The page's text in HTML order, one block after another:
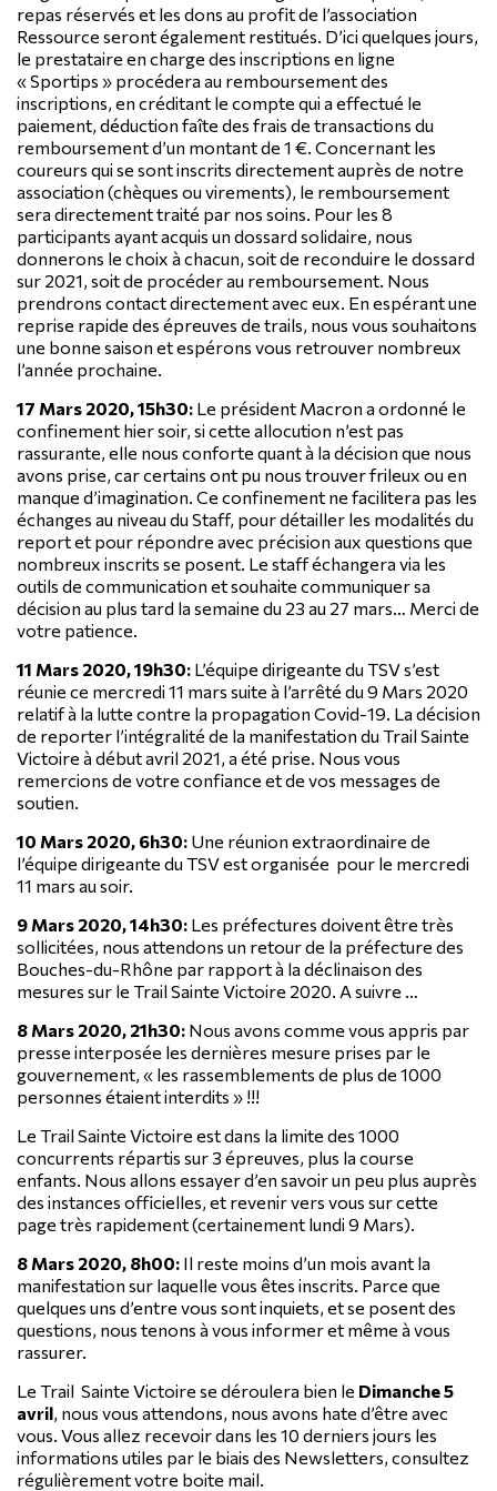
repas réservés et les dons au profit de l’association
Ressource seront également restitués. D’ici quelques jours,
le prestataire en charge des inscriptions en ligne
« Sportips » procédera au remboursement des
inscriptions, en créditant le compte qui a effectué le
paiement, déduction faîte des frais de transactions du
remboursement d’un montant de 1 €. Concernant les
coureurs qui se sont inscrits directement auprès de notre
association (chèques ou virements), le remboursement
sera directement traité par nos soins. Pour les 8
participants ayant acquis un dossard solidaire, nous
donnerons le choix à chacun, soit de reconduire le dossard
sur 2021, soit de procéder au remboursement. Nous
prendrons contact directement avec eux. En espérant une
reprise rapide des épreuves de trails, nous vous souhaitons
une bonne saison et espérons vous retrouver nombreux
l’année prochaine.
17 Mars 2020, 15h30: Le président Macron a ordonné le
confinement hier soir, si cette allocution n’est pas
rassurante, elle nous conforte quant à la décision que nous
avons prise, car certains ont pu nous trouver frileux ou en
manque d’imagination. Ce confinement ne facilitera pas les
échanges au niveau du Staff, pour détailler les modalités du
report et pour répondre avec précision aux questions que
nombreux inscrits se posent. Le staff échangera via les
outils de communication et souhaite communiquer sa
décision au plus tard la semaine du 23 au 27 mars… Merci de
votre patience.
11 Mars 2020, 19h30: L’équipe dirigeante du TSV s’est
réunie ce mercredi 11 mars suite à l’arrêté du 9 Mars 2020
relatif à la lutte contre la propagation Covid-19. La décision
de reporter l’intégralité de la manifestation du Trail Sainte
Victoire à début avril 2021, a été prise. Nous vous
remercions de votre confiance et de vos messages de
soutien.
10 Mars 2020, 6h30: Une réunion extraordinaire de
l’équipe dirigeante du TSV est organisée pour le mercredi
11 mars au soir.
9 Mars 2020, 14h30: Les préfectures doivent être très
sollicitées, nous attendons un retour de la préfecture des
Bouches-du-Rhône par rapport à la déclinaison des
mesures sur le Trail Sainte Victoire 2020. A suivre …
8 Mars 2020, 21h30: Nous avons comme vous appris par
presse interposée les dernières mesure prises par le
gouvernement, « les rassemblements de plus de 1000
personnes étaient interdits » !!!
Le Trail Sainte Victoire est dans la limite des 1000
concurrents répartis sur 3 épreuves, plus la course
enfants. Nous allons essayer d’en savoir un peu plus auprès
des instances officielles, et revenir vers vous sur cette
page très rapidement (certainement lundi 9 Mars).
8 Mars 2020, 8h00: Il reste moins d’un mois avant la
manifestation sur laquelle vous êtes inscrits. Parce que
quelques uns d’entre vous sont inquiets, et se posent des
questions, nous tenons à vous informer et même à vous
rassurer.
Le Trail Sainte Victoire se déroulera bien le Dimanche 5
avril, nous vous attendons, nous avons hate d’être avec
vous. Vous allez recevoir dans les 10 derniers jours les
informations utiles par le biais des Newsletters, consultez
régulièrement votre boite mail.